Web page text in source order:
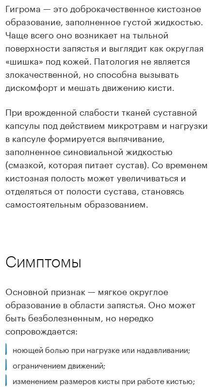
Гигрома — это доброкачественное кистозное
образование, заполненное густой жидкостью.
Чаще всего оно возникает на тыльной
поверхности запястья и выглядит как округлая
«шишка» под кожей. Патология не является
злокачественной, но способна вызывать
дискомфорт и мешать движению кисти.
При врожденной слабости тканей суставной
капсулы под действием микротравм и нагрузки
в капсуле формируется выпячивание,
заполненное синовиальной жидкостью
(смазкой, которая питает сустав). Со временем
кистозная полость может увеличиваться и
отделяться от полости сустава, становясь
самостоятельным образованием.
Симптомы
Основной признак — мягкое округлое
образование в области запястья. Оно может
быть безболезненным, но нередко
сопровождается:
ноющей болью при нагрузке или надавливании;
ограничением движений;
изменением размеров кисты при работе кистью;